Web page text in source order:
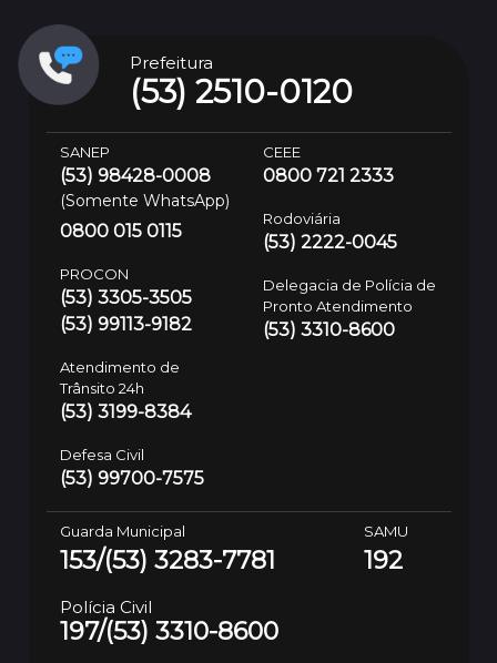
Prefeitura
(53) 2510-0120
SANEP
(53) 98428-0008
(Somente WhatsApp)
0800 015 0115
PROCON
(53) 3305-3505
(53) 99113-9182
Atendimento de
Trânsito 24h
(53) 3199-8384
Defesa Civil
(53) 99700-7575
CEEE
0800 721 2333
Rodoviária
(53) 2222-0045
Delegacia de Polícia de
Pronto Atendimento
(53) 3310-8600
Guarda Municipal
153/(53) 3283-7781
SAMU
192
Polícia Civil
197/(53) 3310-8600